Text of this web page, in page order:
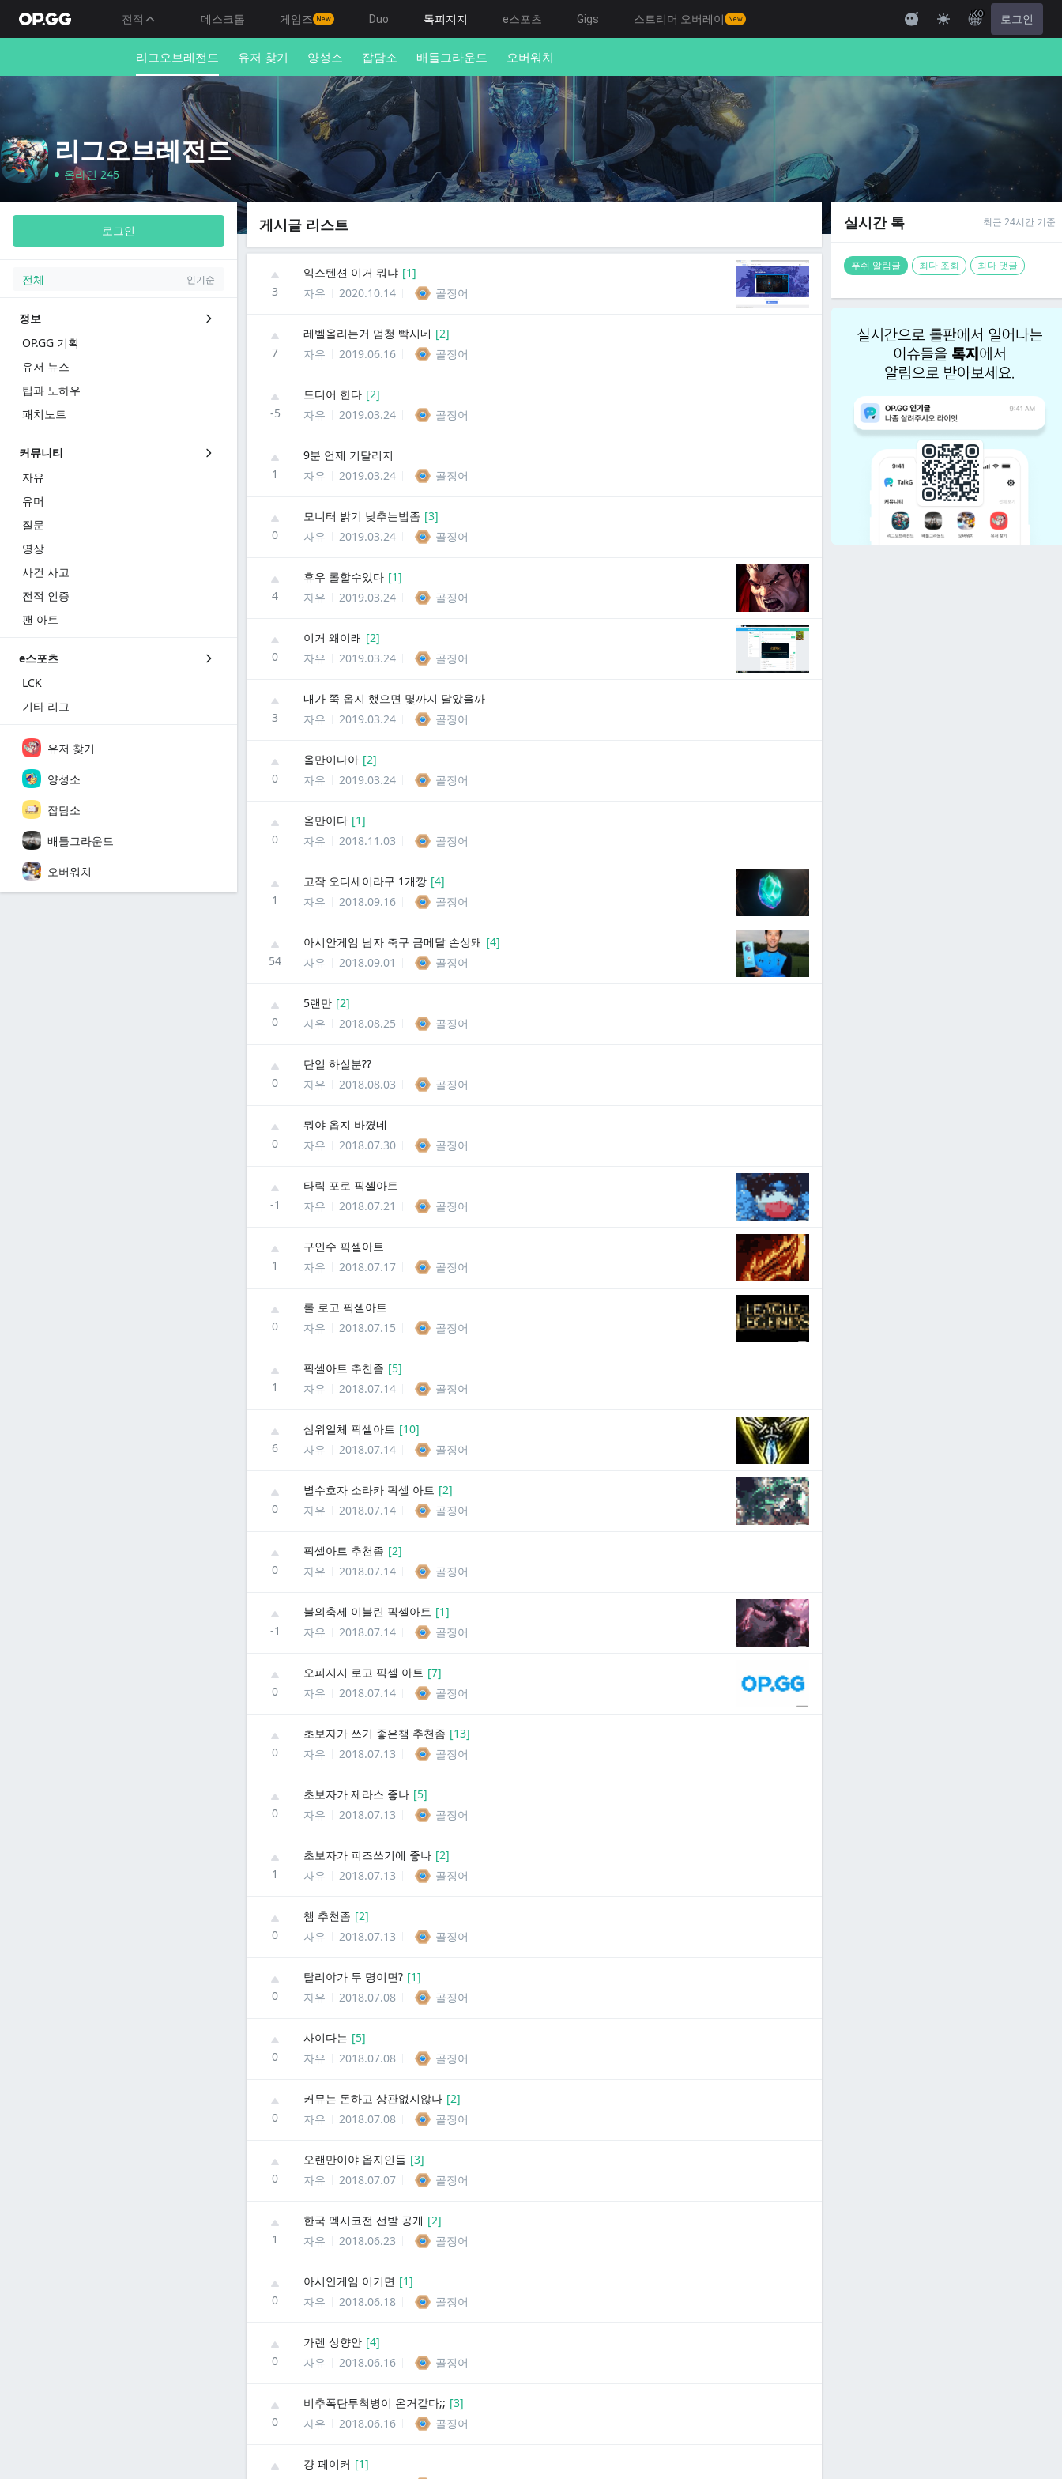
전적 데스크톱 게임즈 New Duo 톡피지지 e스포츠 Gigs 스트리머 오버레이 New
KO 로그인
리그오브레전드 유저 찾기 양성소 잡담소 배틀그라운드 오버워치
리그오브레전드
온라인 245
로그인
전체 인기순
정보
OP.GG 기획
유저 뉴스
팁과 노하우
패치노트
커뮤니티
자유
유머
질문
영상
사건 사고
전적 인증
팬 아트
e스포츠
LCK
기타 리그
유저 찾기
양성소
잡담소
배틀그라운드
오버워치
게시글 리스트
3
익스텐션 이거 뭐냐 [1]
자유
2020.10.14 골징어
7
레벨올리는거 엄청 빡시네 [2]
자유
2019.06.16 골징어
-5
드디어 한다 [2]
자유
2019.03.24 골징어
1
9분 언제 기달리지
자유
2019.03.24 골징어
0
모니터 밝기 낮추는법좀 [3]
자유
2019.03.24 골징어
4
휴우 롤할수있다 [1]
자유
2019.03.24 골징어
0
이거 왜이래 [2]
자유
2019.03.24 골징어
3
내가 쭉 옵지 했으면 몇까지 달았을까
자유
2019.03.24 골징어
0
올만이다아 [2]
자유
2019.03.24 골징어
0
올만이다 [1]
자유
2018.11.03 골징어
1
고작 오디세이라구 1개깡 [4]
자유
2018.09.16 골징어
54
아시안게임 남자 축구 금메달 손상돼 [4]
자유
2018.09.01 골징어
0
5랜만 [2]
자유
2018.08.25 골징어
0
단일 하실분??
자유
2018.08.03 골징어
0
뭐야 옵지 바꼈네
자유
2018.07.30 골징어
-1
타릭 포로 픽셀아트
자유
2018.07.21 골징어
1
구인수 픽셀아트
자유
2018.07.17 골징어
0
롤 로고 픽셀아트
자유
2018.07.15 골징어
1
픽셀아트 추천좀 [5]
자유
2018.07.14 골징어
6
삼위일체 픽셀아트 [10]
자유
2018.07.14 골징어
0
별수호자 소라카 픽셀 아트 [2]
자유
2018.07.14 골징어
0
픽셀아트 추천좀 [2]
자유
2018.07.14 골징어
-1
불의축제 이블린 픽셀아트 [1]
자유
2018.07.14 골징어
0
오피지지 로고 픽셀 아트 [7]
자유
2018.07.14 골징어
0
초보자가 쓰기 좋은챔 추천좀 [13]
자유
2018.07.13 골징어
0
초보자가 제라스 좋나 [5]
자유
2018.07.13 골징어
1
초보자가 피즈쓰기에 좋나 [2]
자유
2018.07.13 골징어
0
챔 추천좀 [2]
자유
2018.07.13 골징어
0
탈리야가 두 명이면? [1]
자유
2018.07.08 골징어
0
사이다는 [5]
자유
2018.07.08 골징어
0
커뮤는 돈하고 상관없지않나 [2]
자유
2018.07.08 골징어
0
오랜만이야 옵지인들 [3]
자유
2018.07.07 골징어
1
한국 멕시코전 선발 공개 [2]
자유
2018.06.23 골징어
0
아시안게임 이기면 [1]
자유
2018.06.18 골징어
0
가렌 상향안 [4]
자유
2018.06.16 골징어
0
비추폭탄투척병이 온거같다;; [3]
자유
2018.06.16 골징어
걍 페이커 [1]
실시간 톡 최근 24시간 기준
푸쉬 알림글 최다 조회 최다 댓글